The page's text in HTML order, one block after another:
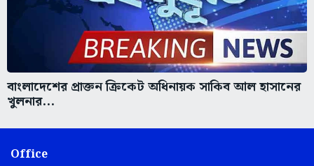
বাংলাদেশের প্রাক্তন ক্রিকেট অধিনায়ক সাকিব আল হাসানের
খুলনার...
Office